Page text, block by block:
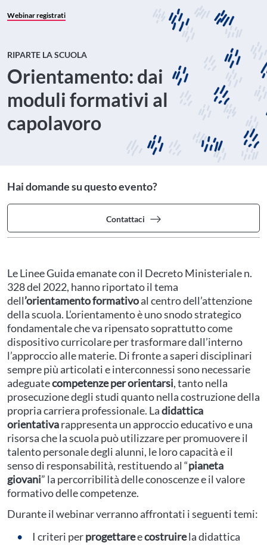
Webinar registrati
RIPARTE LA SCUOLA
Orientamento: dai
moduli formativi al
capolavoro
Hai domande su questo evento?
Contattaci
Le Linee Guida emanate con il Decreto Ministeriale n.
328 del 2022, hanno riportato il tema
dell’orientamento formativoal centro dell’attenzione
della scuola. L’orientamento è uno snodo strategico
fondamentale che va ripensato soprattutto come
dispositivo curricolare per trasformare dall’interno
l’approccio alle materie. Di fronte a saperi disciplinari
sempre più articolati e interconnessi sono necessarie
adeguatecompetenze per orientarsi, tanto nella
prosecuzione degli studi quanto nella costruzione della
propria carriera professionale. Ladidattica
orientativarappresenta un approccio educativo e una
risorsa che la scuola può utilizzare per promuovere il
talento personale degli alunni, le loro capacità e il
senso di responsabilità, restituendo al “pianeta
giovani” la percorribilità delle conoscenze e il valore
formativo delle competenze.
Durante il webinar verranno affrontati i seguenti temi:
I criteri perprogettareecostruirela didattica